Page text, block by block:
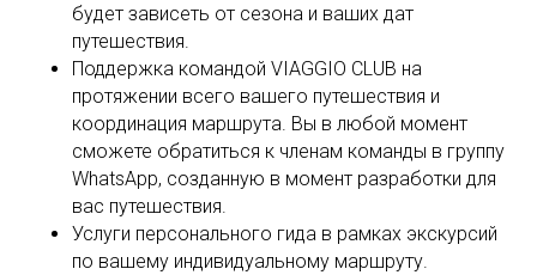
будет зависеть от сезона и ваших дат
путешествия.
Поддержка командой VIAGGIO CLUB на
протяжении всего вашего путешествия и
координация маршрута. Вы в любой момент
сможете обратиться к членам команды в группу
WhatsApp, созданную в момент разработки для
вас путешествия.
Услуги персонального гида в рамках экскурсий
по вашему индивидуальному маршруту.